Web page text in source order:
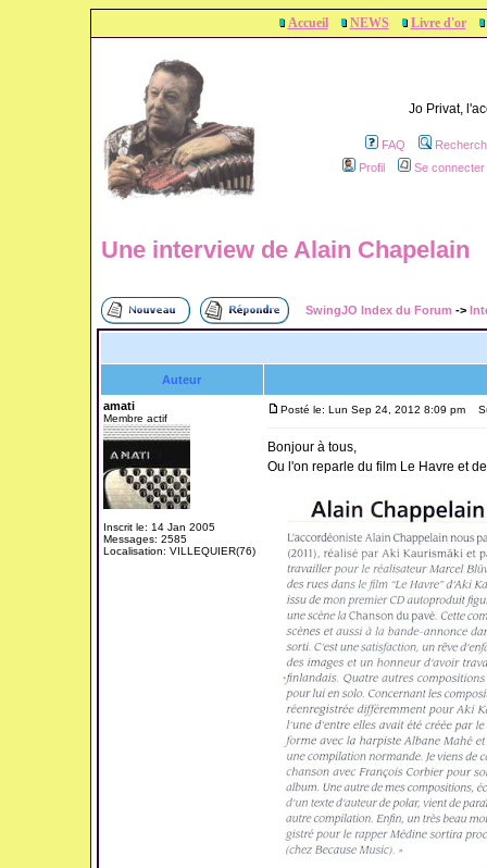
Accueil NEWS Livre d'or
Jo Privat,
FAQ
Profil
Se
Une interview de Alain Chapelain
SwingJO Index du Forum ->
Auteur
amati
Membre actif
Inscrit le: 14 Jan 2005
Messages: 2585
Localisation: VILLEQUIER(76)
Posté le: Lun Sep 24, 2012 8:09 pm
Bonjour à tous,
Ou l'on reparle du film Le Havre et